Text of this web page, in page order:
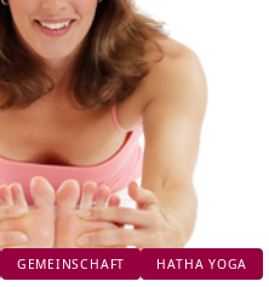
GEMEINSCHAFT HATHA YOGA